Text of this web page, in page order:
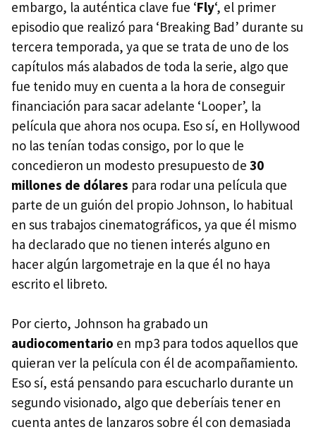
embargo, la auténtica clave fue ‘Fly‘, el primer
episodio que realizó para ‘Breaking Bad’ durante su
tercera temporada, ya que se trata de uno de los
capítulos más alabados de toda la serie, algo que
fue tenido muy en cuenta a la hora de conseguir
financiación para sacar adelante ‘Looper’, la
película que ahora nos ocupa. Eso sí, en Hollywood
no las tenían todas consigo, por lo que le
concedieron un modesto presupuesto de 30
millones de dólares para rodar una película que
parte de un guión del propio Johnson, lo habitual
en sus trabajos cinematográficos, ya que él mismo
ha declarado que no tienen interés alguno en
hacer algún largometraje en la que él no haya
escrito el libreto.
Por cierto, Johnson ha grabado un
audiocomentario en mp3 para todos aquellos que
quieran ver la película con él de acompañamiento.
Eso sí, está pensando para escucharlo durante un
segundo visionado, algo que deberíais tener en
cuenta antes de lanzaros sobre él con demasiada